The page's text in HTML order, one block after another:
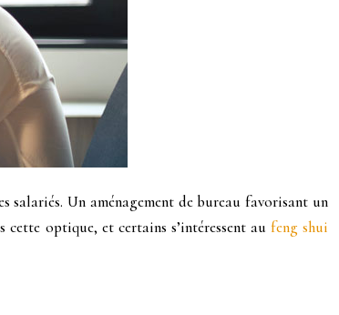
salariés. Un aménagement de bureau favorisant un
optique, et certains s’intéressent au feng shui